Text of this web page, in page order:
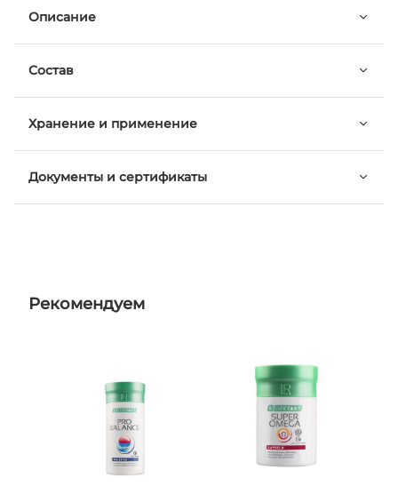
Описание
Состав
Хранение и применение
Документы и сертификаты
Рекомендуем